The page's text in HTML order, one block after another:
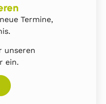
Termine,
unseren
ein.